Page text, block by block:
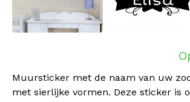
Muursticker met de naam van uw
met sierlijke vormen. Deze sticker is